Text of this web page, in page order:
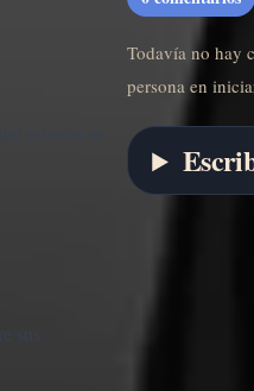
servicio se
sus
Todavía no hay
persona en